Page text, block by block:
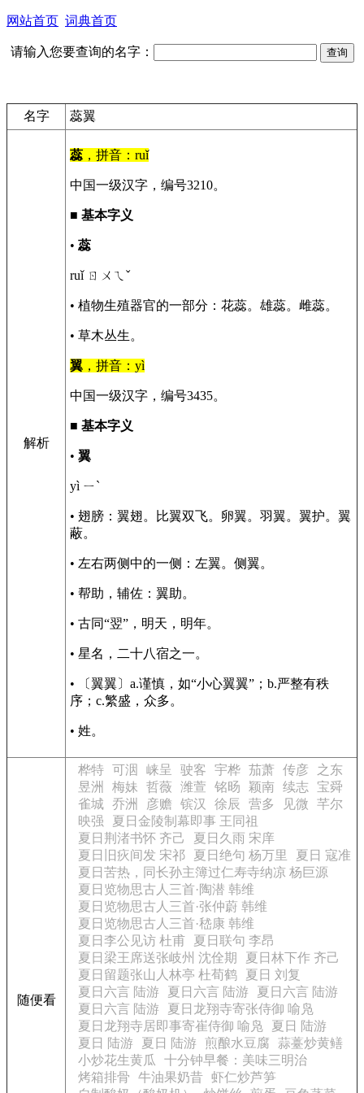
网站首页 词典首页
请输入您要查询的名字：
名字 蕊翼
解析
蕊 ，拼音：ruǐ
中国一级汉字，编号3210。
■ 基本字义
• 蕊
ruǐ ㄖㄨㄟˇ
• 植物生殖器官的一部分：花蕊。雄蕊。雌蕊。
• 草木丛生。
翼 ，拼音：yì
中国一级汉字，编号3435。
■ 基本字义
• 翼
yì ㄧˋ
• 翅膀：翼翅。比翼双飞。卵翼。羽翼。翼护。翼
蔽。
• 左右两侧中的一侧：左翼。侧翼。
• 帮助，辅佐：翼助。
• 古同“翌”，明天，明年。
• 星名，二十八宿之一。
• 〔翼翼〕a.谨慎，如“小心翼翼”；b.严整有秩
序；c.繁盛，众多。
• 姓。
随便看
桦特 可洇 崃呈 驶客 宇桦 茄萧 传彦
之东
昱洲
梅妹 哲薇 潍萱 铭旸 颖南 续志
宝舜
雀城
乔洲 彦赡 镔汉 徐辰 营多 见微
芊尔
映强
夏日金陵制幕即事 王同祖
夏日荆渚书怀 齐己
夏日久雨 宋庠
夏日旧疢间发 宋祁
夏日绝句 杨万里
夏日 寇准
夏日苦热，同长孙主簿过仁寿寺纳凉 杨巨源
夏日览物思古人三首·陶潜 韩维
夏日览物思古人三首·张仲蔚 韩维
夏日览物思古人三首·嵇康 韩维
夏日李公见访 杜甫
夏日联句 李昂
夏日梁王席送张岐州 沈佺期
夏日林下作 齐己
夏日留题张山人林亭 杜荀鹤
夏日 刘复
夏日六言 陆游
夏日六言 陆游
夏日六言 陆游
夏日六言 陆游
夏日龙翔寺寄张侍御 喻凫
夏日龙翔寺居即事寄崔侍御 喻凫
夏日 陆游
夏日 陆游
夏日 陆游 煎酿水豆腐
蒜薹炒黄鳝
小炒花生黄瓜
十分钟早餐：美味三明治
烤箱排骨
牛油果奶昔 虾仁炒芦笋